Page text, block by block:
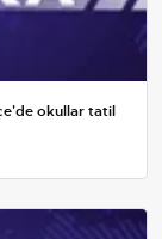
okullar tatil